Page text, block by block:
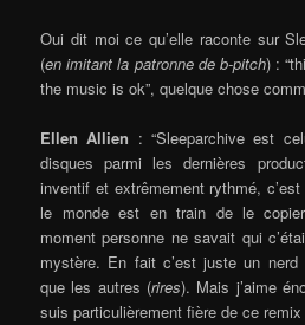
Oui dit moi ce qu’elle raconte sur
(en imitant la patronne de b-pitch) :
the music is ok”, quelque chose
Ellen Allien : “Sleeparchive est
disques parmi les dernières
inventif et extrêmement rythmé,
le monde est en train de le
moment personne ne savait qui
mystère. En fait c’est juste un nerd
que les autres (rires). Mais j’aime
suis particulièrement fière de ce remix